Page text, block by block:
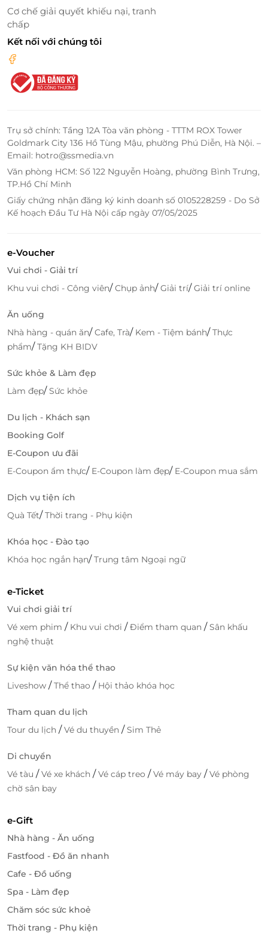
Cơ chế giải quyết khiếu nại, tranh
chấp
Kết nối với chúng tôi
Trụ sở chính: Tầng 12A Tòa văn phòng - TTTM ROX Tower
Goldmark City 136 Hồ Tùng Mậu, phường Phú Diễn, Hà Nội. –
Email: hotro@ssmedia.vn
Văn phòng HCM: Số 122 Nguyễn Hoàng, phường Bình Trưng,
TP.Hồ Chí Minh
Giấy chứng nhận đăng ký kinh doanh số 0105228259 - Do Sở
Kế hoạch Đầu Tư Hà Nội cấp ngày 07/05/2025
e-Voucher
Vui chơi - Giải trí
Khu vui chơi - Công viên/Chụp ảnh/Giải trí/Giải trí online
Ăn uống
Nhà hàng - quán ăn/Cafe, Trà/ Kem - Tiệm bánh/Thực
phẩm/Tặng KH BIDV
Sức khỏe & Làm đẹp
Làm đẹp/Sức khỏe
Du lịch - Khách sạn
Booking Golf
E-Coupon ưu đãi
E-Coupon ẩm thực/ E-Coupon làm đẹp/ E-Coupon mua sắm
Dịch vụ tiện ích
Quà Tết/Thời trang - Phụ kiện
Khóa học - Đào tạo
Khóa học ngắn hạn/Trung tâm Ngoại ngữ
e-Ticket
Vui chơi giải trí
Vé xem phim / Khu vui chơi /Điểm tham quan /Sân khấu
nghệ thuật
Sự kiện văn hóa thể thao
Liveshow /Thể thao / Hội thảo khóa học
Tham quan du lịch
Tour du lịch /Vé du thuyền /Sim Thẻ
Di chuyển
Vé tàu /Vé xe khách /Vé cáp treo /Vé máy bay /Vé phòng
chờ sân bay
e-Gift
Nhà hàng - Ăn uống
Fastfood - Đồ ăn nhanh
Cafe - Đồ uống
Spa - Làm đẹp
Chăm sóc sức khoẻ
Thời trang - Phụ kiện